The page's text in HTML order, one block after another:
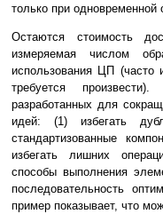
только при одновременной
Остаются стоимость
измеряемая числом
использования ЦП (часто
требуется
разработанных для
идей: (1) избегать
стандартизованные
избегать лишних
способы выполнения
последовательность
пример показывает, что